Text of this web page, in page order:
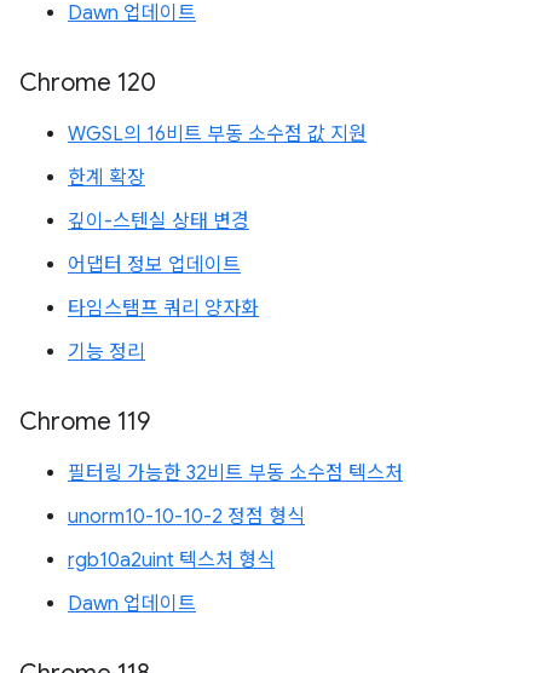
Dawn 업데이트
Chrome 120
WGSL의 16비트 부동 소수점 값 지원
한계 확장
깊이-스텐실 상태 변경
어댑터 정보 업데이트
타임스탬프 쿼리 양자화
기능 정리
Chrome 119
필터링 가능한 32비트 부동 소수점 텍스처
unorm10-10-10-2 정점 형식
rgb10a2uint 텍스처 형식
Dawn 업데이트